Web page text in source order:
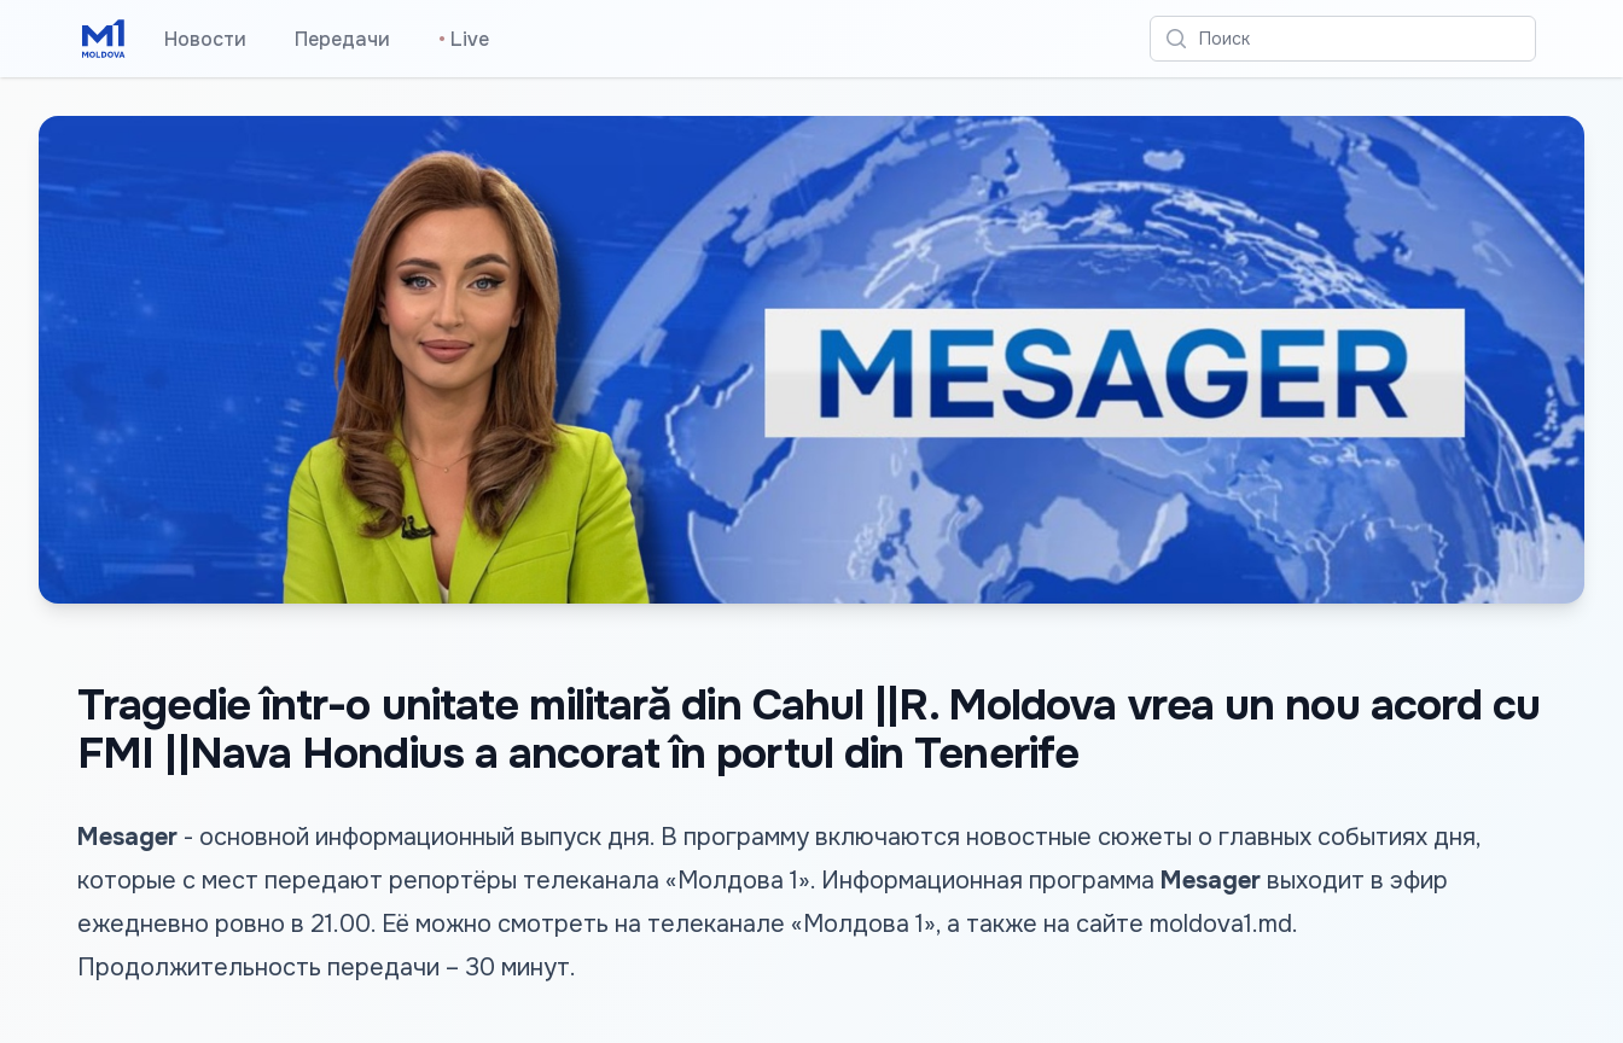
Новости Передачи • Live Поиск
Tragedie într-o unitate militară din Cahul ||R. Moldova vrea un nou acord cu
FMI ||Nava Hondius a ancorat în portul din Tenerife
Mesager - основной информационный выпуск дня. В программу включаются новостные сюжеты о главных событиях дня,
которые с мест передают репортёры телеканала «Молдова 1». Информационная программа Mesager выходит в эфир
ежедневно ровно в 21.00. Её можно смотреть на телеканале «Молдова 1», а также на сайте moldova1.md.
Продолжительность передачи – 30 минут.